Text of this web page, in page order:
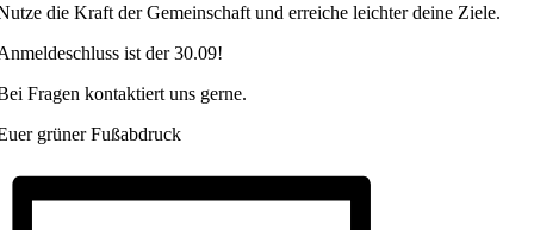
die Kraft der Gemeinschaft und erreiche leichter deine Ziele.
ist der 30.09!
Fragen kontaktiert uns gerne.
grüner Fußabdruck